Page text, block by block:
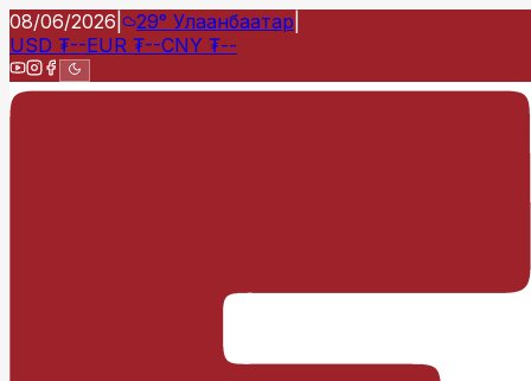
08/06/2026 29° Улаанбаатар
USD ₮--EUR ₮--CNY ₮--